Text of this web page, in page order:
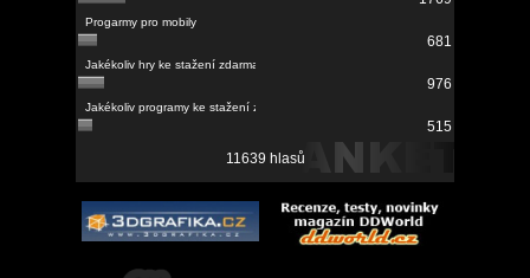
681
976
515
11639 hlasů